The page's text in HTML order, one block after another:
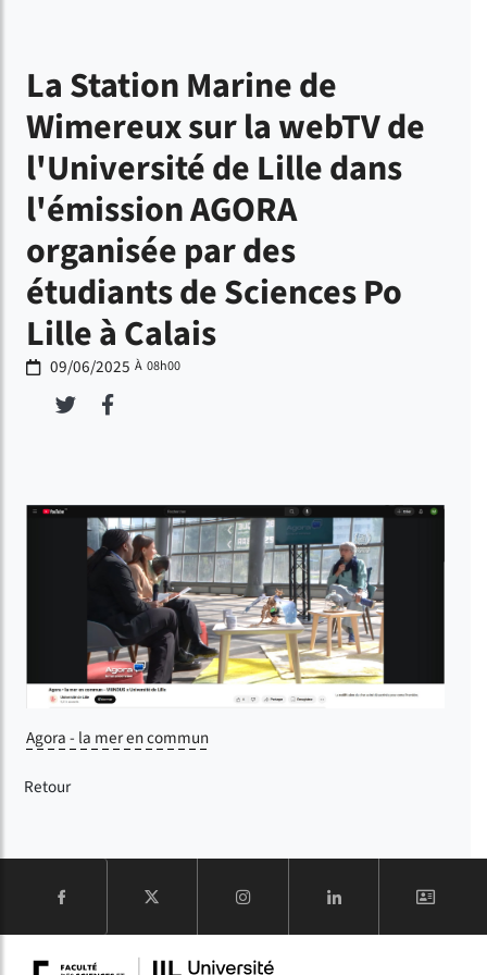
La Station Marine de
Wimereux sur la webTV de
l'Université de Lille dans
l'émission AGORA
organisée par des
étudiants de Sciences Po
Lille à Calais
09/06/2025 À 08h00
Partager sur Twitter
Partager sur Facebook
Agora - la mer en commun
Retour
COMPTE